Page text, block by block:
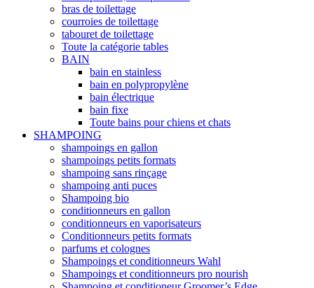
bras de toilettage
courroies de toilettage
tabouret de toilettage
Toute la catégorie tables
BAIN
bain en stainless
bain en polypropylène
bain électrique
bain fixe
Toute bains pour chiens et chats
SHAMPOING
shampoings en gallon
shampoings petits formats
shampoing sans rinçage
shampoing anti puces
Shampoing bio
conditionneurs en gallon
conditionneurs en vaporisateurs
Conditionneurs petits formats
parfums et colognes
Shampoings et conditionneurs Wahl
Shampoings et conditionneurs pro nourish